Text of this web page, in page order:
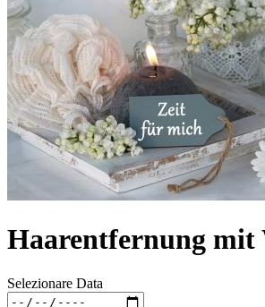
Haarentfernung mit
Selezionare Data